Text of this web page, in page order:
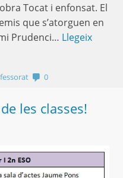
Tocat i enfonsat. El
que s’atorguen en
Prudenci… Llegeix
0
les classes!